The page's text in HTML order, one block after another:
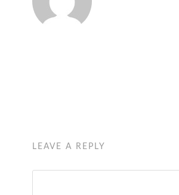
LEAVE A REPLY